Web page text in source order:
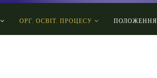
ОРГ. ОСВІТ. ПРОЦЕСУ ПОЛОЖЕННЯ